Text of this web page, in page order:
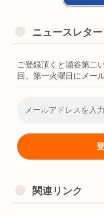
ニュースレター
ご登録頂くと瀬谷第二
回、第一火曜日にメー
関連リンク